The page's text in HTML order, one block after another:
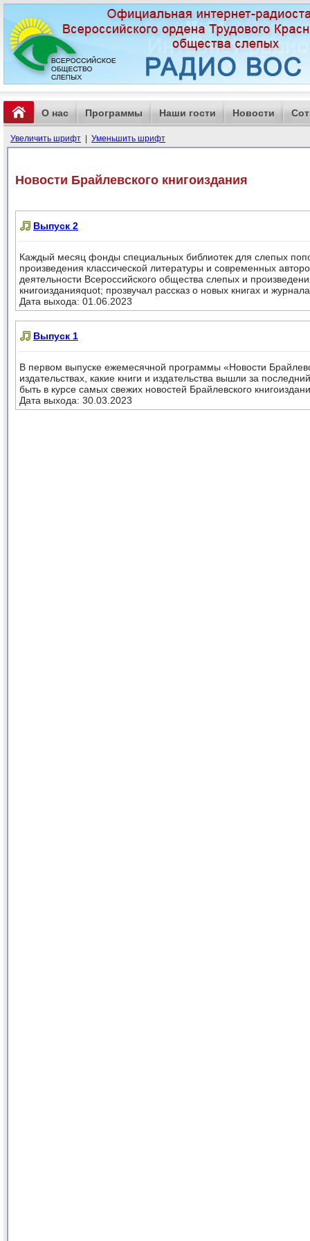
О нас Программы Наши гости Новости
Увеличить шрифт Уменьшить шрифт
Новости Брайлевского книгоиздания
Выпуск 2
Каждый месяц фонды специальных библиотек для слепых
произведения классической литературы и современных
деятельности Всероссийского общества слепых и
книгоизданияquot; прозвучал рассказ о новых книгах и
Дата выхода: 01.06.2023
Выпуск 1
В первом выпуске ежемесячной программы «Новости
издательствах, какие книги и издательства вышли за
быть в курсе самых свежих новостей Брайлевского
Дата выхода: 30.03.2023